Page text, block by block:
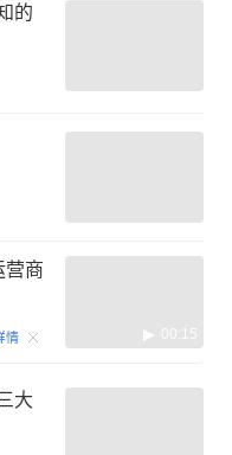
的
营商
情 00:15
大